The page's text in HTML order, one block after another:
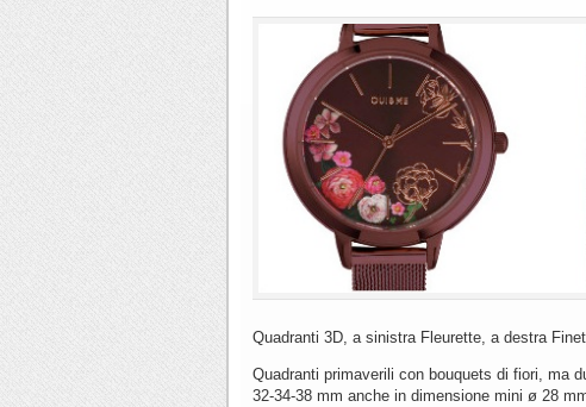
Quadranti 3D, a sinistra Fleurette, a destra
Quadranti primaverili con bouquets di fiori, ma
32-34-38 mm anche in dimensione mini ø 28